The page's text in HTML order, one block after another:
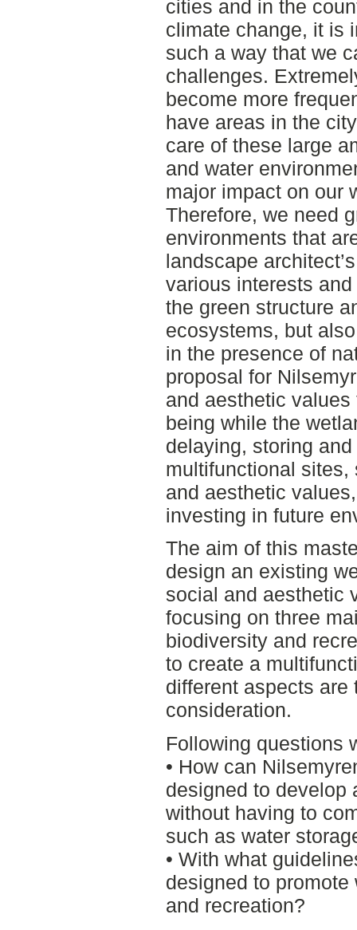
cities and in the
climate change, it is
such a way that we
challenges.
become more
have areas in the
care of these large
and water
major impact on our
Therefore, we need
environments that
landscape
various interests
the green structure
ecosystems, but
in the presence of
proposal for
and aesthetic values
being while the
delaying, storing
multifunctional
and aesthetic
investing in future
The aim of this
design an existing
social and aesthetic
focusing on three
biodiversity and
to create a
different aspects are
consideration.
Following questions
• How can
designed to develop
without having to
such as water
• With what
designed to
and recreation?